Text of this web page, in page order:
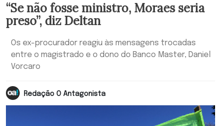
“Se não fosse ministro, Moraes seria
preso”, diz Deltan
Os ex-procurador reagiu às mensagens trocadas
entre o magistrado e o dono do Banco Master, Daniel
Vorcaro
Redação O Antagonista